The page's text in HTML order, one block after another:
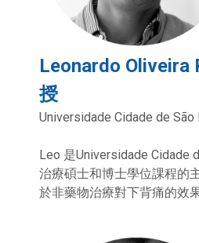
Leonardo Oliveira
授
Universidade Cidade de São
Leo 是Universidade Cidade
治療碩士和博士學位課程的
於非藥物治療對下背痛的效果